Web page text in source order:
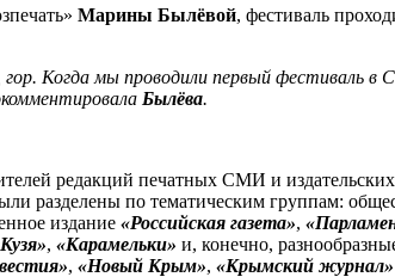
Марины Былёвой, фестиваль
Когда мы проводили первый фестиваль
Былёва.
редакций печатных СМИ и
разделены по тематическим группам:
издание «Российская газета»,
, «Карамельки» и, конечно,
, «Новый Крым», «Крымский журнал»